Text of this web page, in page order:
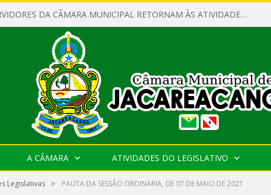
SERVIDORES DA CÂMARA MUNICIPAL RETORNAM ÀS ATIVIDADES APÓS O RECESSO PARLAMENTAR
A CÂMARA ATIVIDADES DO LEGISLATIVO
Legislativas » PAUTA DA SESSÃO ORDINÁRIA, DE 07 DE MAIO DE 2021